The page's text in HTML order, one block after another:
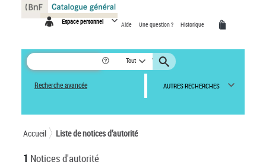
Espace personnel Aide Une question ? Historique
Tout
Recherche avancée AUTRES RECHERCHES
Accueil Liste de notices d’autorité
1 Notices d'autorité
Panneau de gestion des cookies